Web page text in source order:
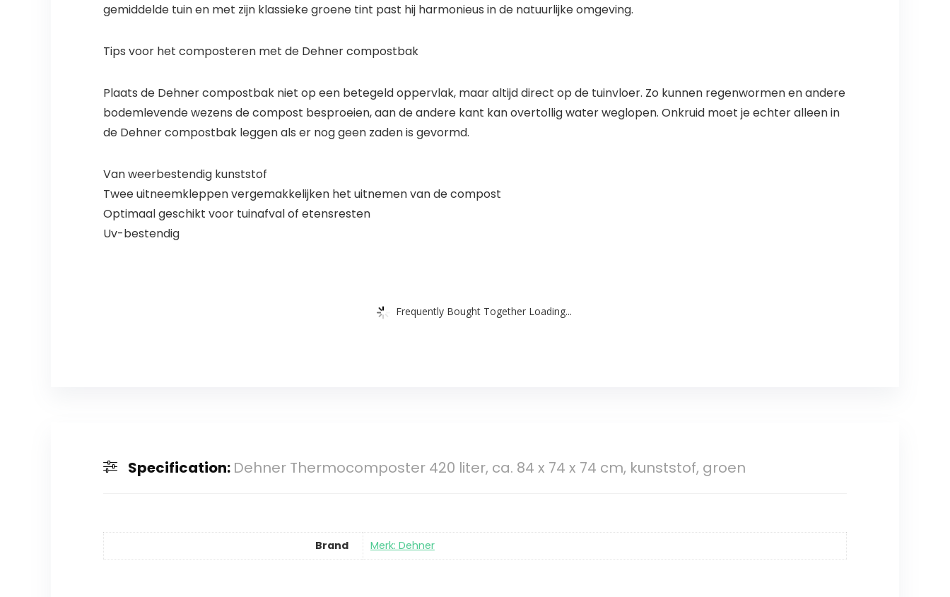
gemiddelde tuin en met zijn klassieke groene tint past hij harmonieus in de natuurlijke omgeving.
Tips voor het composteren met de Dehner compostbak
Plaats de Dehner compostbak niet op een betegeld oppervlak, maar altijd direct op de tuinvloer. Zo kunnen regenwormen en andere
bodemlevende wezens de compost besproeien, aan de andere kant kan overtollig water weglopen. Onkruid moet je echter alleen in
de Dehner compostbak leggen als er nog geen zaden is gevormd.
Van weerbestendig kunststof
Twee uitneemkleppen vergemakkelijken het uitnemen van de compost
Optimaal geschikt voor tuinafval of etensresten
Uv-bestendig
Frequently Bought Together Loading...
Specification: Dehner Thermocomposter 420 liter, ca. 84 x 74 x 74 cm, kunststof, groen
Brand Merk: Dehner